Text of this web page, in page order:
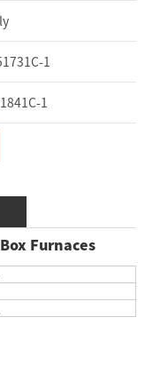
1
1
Furnaces